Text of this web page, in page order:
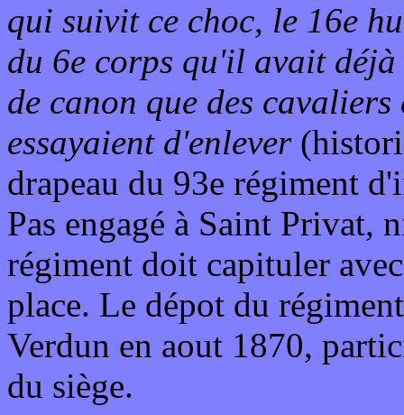
qui suivit ce choc, le 16e
du 6e corps qu'il avait
de canon que des
essayaient d'enlever
drapeau du 93e régiment
Pas engagé à Saint Privat,
régiment doit capituler
place. Le dépot du
Verdun en aout 1870,
du siège.